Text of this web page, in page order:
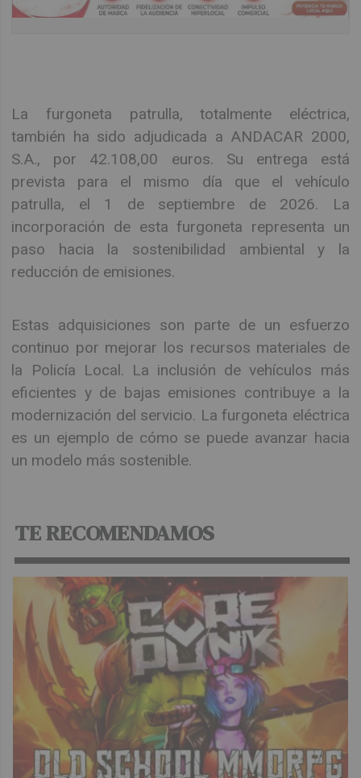
La furgoneta patrulla, totalmente eléctrica,
también ha sido adjudicada a ANDACAR 2000,
S.A., por 42.108,00 euros. Su entrega está
prevista para el mismo día que el vehículo
patrulla, el 1 de septiembre de 2026. La
incorporación de esta furgoneta representa un
paso hacia la sostenibilidad ambiental y la
reducción de emisiones.
Estas adquisiciones son parte de un esfuerzo
continuo por mejorar los recursos materiales de
la Policía Local. La inclusión de vehículos más
eficientes y de bajas emisiones contribuye a la
modernización del servicio. La furgoneta eléctrica
es un ejemplo de cómo se puede avanzar hacia
un modelo más sostenible.
TE RECOMENDAMOS